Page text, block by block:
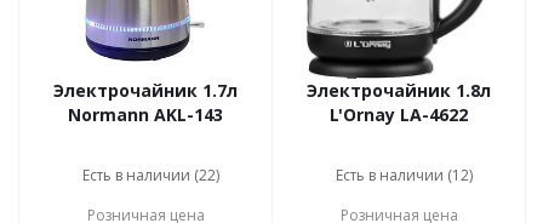
Электрочайник 1.7л
Normann AKL-143
Есть в наличии (22)
Розничная цена
Электрочайник 1.8л
L'Ornay LA-4622
Есть в наличии (12)
Розничная цена